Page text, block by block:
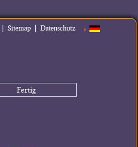
| Sitemap | Datenschutz
Fertig